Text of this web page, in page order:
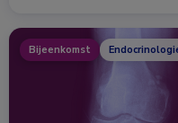
Bijeenkomst